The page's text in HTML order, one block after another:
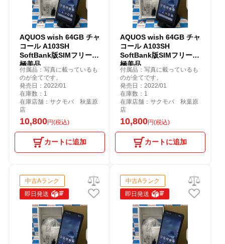
AQUOS wish 64GB チャ
コール A103SH
SoftBank版SIMフリー
極美品
付属品：写真に載っているも
のが全てです。
発売日：2022/01
在庫数：1
在庫店舗：サクモバ 秋葉原
店
10,800円(税込)
カートに追加
AQUOS wish 64GB チャ
コール A103SH
SoftBank版SIMフリー
極美品
付属品：写真に載っているも
のが全てです。
発売日：2022/01
在庫数：1
在庫店舗：サクモバ 秋葉原
店
10,800円(税込)
カートに追加
中古Aランク
即日発送
中古Aランク
即日発送